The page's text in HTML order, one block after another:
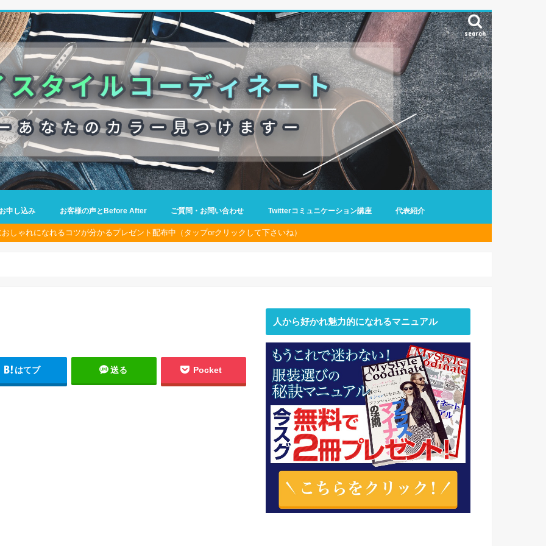
search
申し込み お客様の声とBefore After ご質問・お問い合わせ Twitterコミュニケーション講座 代表紹介
しゃれになれるコツが分かるプレゼント配布中（タップorクリックして下さいね）
はてブ 送る Pocket
人から好かれ魅力的になれるマニュアル